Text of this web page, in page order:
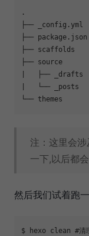
.
├── _config.yml
├── package.json
├── scaffolds
├── source
|   ├── _drafts
|   └── _posts
注：这里会
一下,以后都
然后我们试着跑
$ hexo clean #清